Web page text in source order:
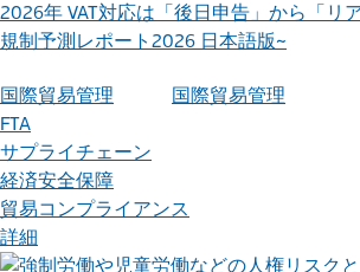
2026年 VAT対応は「後日申告」から「リ
規制予測レポート2026 日本語版~
国際貿易管理
国際貿易管理
FTA
サプライチェーン
経済安全保障
貿易コンプライアンス
詳細